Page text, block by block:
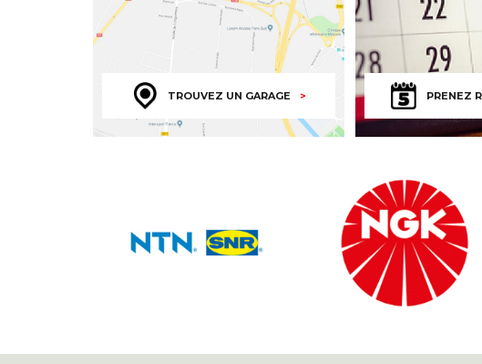
TROUVEZ UN GARAGE PRENEZ